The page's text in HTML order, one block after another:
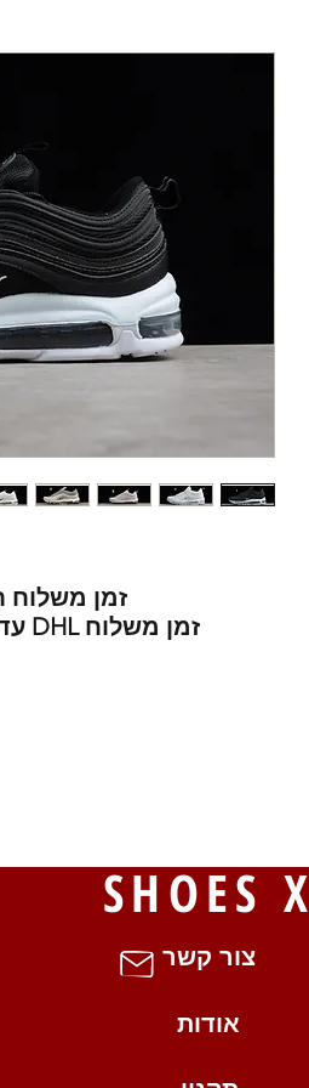
זמן משלוח
זמן משלוח DHL עד הבית משוער :
SHOES X
צור קשר
אודות